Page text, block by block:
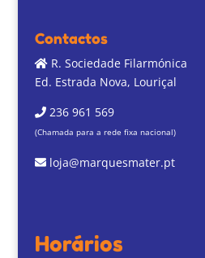
Contactos
R. Sociedade Filarmónica
Ed. Estrada Nova, Louriçal
236 961 569
(Chamada para a rede fixa nacional)
loja@marquesmater.pt
Horários